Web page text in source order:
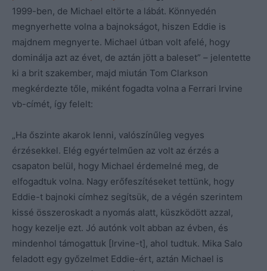
1999-ben, de Michael eltörte a lábát. Könnyedén
megnyerhette volna a bajnokságot, hiszen Eddie is
majdnem megnyerte. Michael útban volt afelé, hogy
dominálja azt az évet, de aztán jött a baleset” – jelentette
ki a brit szakember, majd miután Tom Clarkson
megkérdezte tőle, miként fogadta volna a Ferrari Irvine
vb-címét, így felelt:
„Ha őszinte akarok lenni, valószínűleg vegyes
érzésekkel. Elég egyértelműen az volt az érzés a
csapaton belül, hogy Michael érdemelné meg, de
elfogadtuk volna. Nagy erőfeszítéseket tettünk, hogy
Eddie-t bajnoki címhez segítsük, de a végén szerintem
kissé összeroskadt a nyomás alatt, küszködött azzal,
hogy kezelje ezt. Jó autónk volt abban az évben, és
mindenhol támogattuk [Irvine-t], ahol tudtuk. Mika Salo
feladott egy győzelmet Eddie-ért, aztán Michael is